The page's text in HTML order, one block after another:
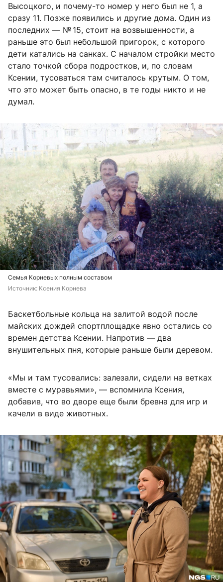
Высоцкого, и почему-то номер у него был не 1, а
сразу 11. Позже появились и другие дома. Один из
последних — № 15, стоит на возвышенности, а
раньше это был небольшой пригорок, с которого
дети катались на санках. С началом стройки место
стало точкой сбора подростков, и, по словам
Ксении, тусоваться там считалось крутым. О том,
что это может быть опасно, в те годы никто и не
думал.
Семья Корневых полным составом
Источник: Ксения Корнева
Баскетбольные кольца на залитой водой после
майских дождей спортплощадке явно остались со
времен детства Ксении. Напротив — два
внушительных пня, которые раньше были деревом.
«Мы и там тусовались: залезали, сидели на ветках
вместе с муравьями», — вспомнила Ксения,
добавив, что во дворе еще были бревна для игр и
качели в виде животных.